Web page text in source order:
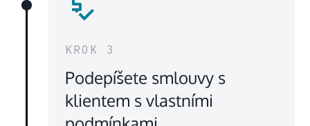
KROK 3
Podepíšete smlouvy s
klientem s vlastními